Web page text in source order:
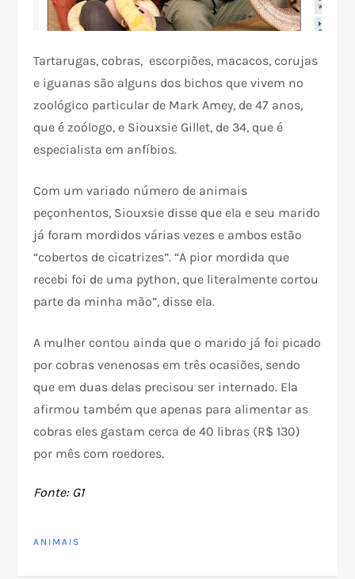
Tartarugas, cobras, escorpiões, macacos, corujas
e iguanas são alguns dos bichos que vivem no
zoológico particular de Mark Amey, de 47 anos,
que é zoólogo, e Siouxsie Gillet, de 34, que é
especialista em anfíbios.
Com um variado número de animais
peçonhentos, Siouxsie disse que ela e seu marido
já foram mordidos várias vezes e ambos estão
“cobertos de cicatrizes”. “A pior mordida que
recebi foi de uma python, que literalmente cortou
parte da minha mão”, disse ela.
A mulher contou ainda que o marido já foi picado
por cobras venenosas em três ocasiões, sendo
que em duas delas precisou ser internado. Ela
afirmou também que apenas para alimentar as
cobras eles gastam cerca de 40 libras (R$ 130)
por mês com roedores.
Fonte: G1
ANIMAIS